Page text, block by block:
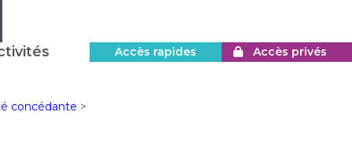
Accès rapides Accès privés
concédante >